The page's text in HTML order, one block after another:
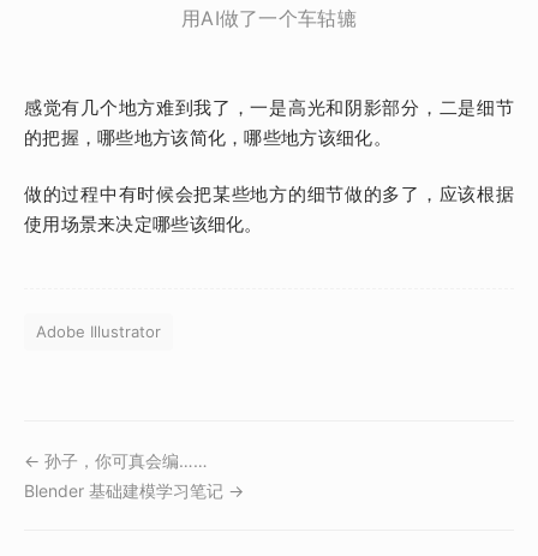
用AI做了一个车轱辘
感觉有几个地方难到我了，一是高光和阴影部分，二是细节
的把握，哪些地方该简化，哪些地方该细化。
做的过程中有时候会把某些地方的细节做的多了，应该根据
使用场景来决定哪些该细化。
Adobe Illustrator
← 孙子，你可真会编……
Blender 基础建模学习笔记 →